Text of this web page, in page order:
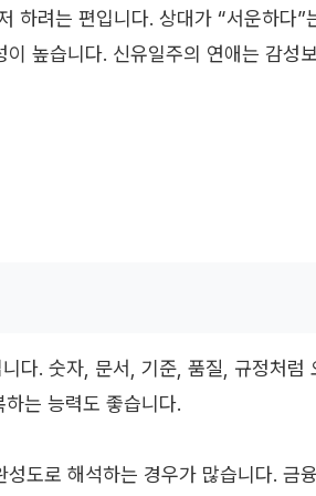
하려는 편입니다. 상대가 “서운하다”
높습니다. 신유일주의 연애는 감성
다. 숫자, 문서, 기준, 품질, 규정처럼
는 능력도 좋습니다.
도로 해석하는 경우가 많습니다. 금